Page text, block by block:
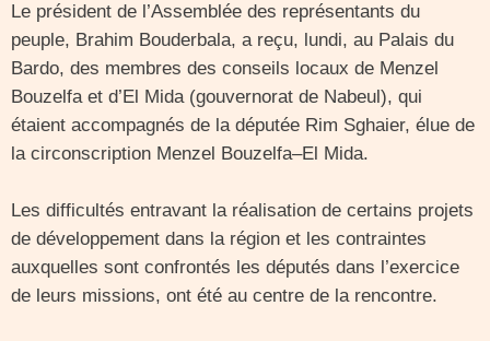
Le président de l’Assemblée des représentants du
peuple, Brahim Bouderbala, a reçu, lundi, au Palais du
Bardo, des membres des conseils locaux de Menzel
Bouzelfa et d’El Mida (gouvernorat de Nabeul), qui
étaient accompagnés de la députée Rim Sghaier, élue de
la circonscription Menzel Bouzelfa–El Mida.
Les difficultés entravant la réalisation de certains projets
de développement dans la région et les contraintes
auxquelles sont confrontés les députés dans l’exercice
de leurs missions, ont été au centre de la rencontre.